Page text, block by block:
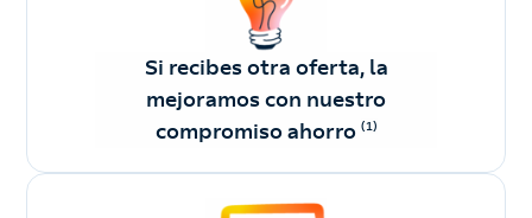
Si recibes otra oferta, la
mejoramos con nuestro
compromiso ahorro (1)